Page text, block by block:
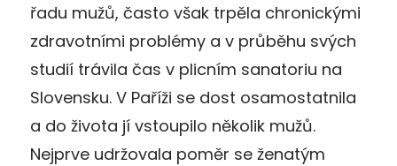
řadu mužů, často však trpěla chronickými
zdravotními problémy a v průběhu svých
studií trávila čas v plicním sanatoriu na
Slovensku. V Paříži se dost osamostatnila
a do života jí vstoupilo několik mužů.
Nejprve udržovala poměr se ženatým